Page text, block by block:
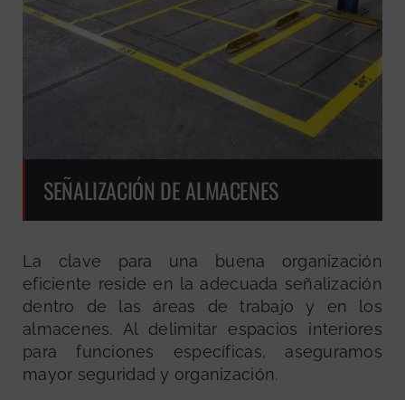
SEÑALIZACIÓN DE ALMACENES
La clave para una buena organización
eficiente reside en la adecuada señalización
dentro de las áreas de trabajo y en los
almacenes. Al delimitar espacios interiores
para funciones específicas, aseguramos
mayor seguridad y organización.